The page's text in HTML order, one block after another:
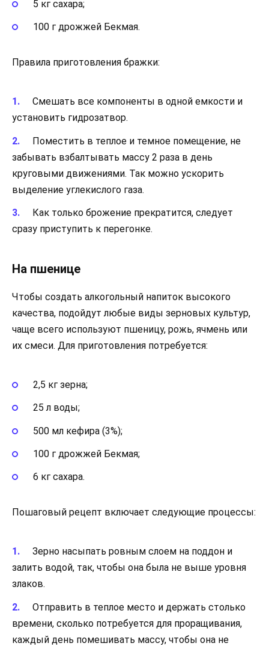
5 кг сахара;
100 г дрожжей Бекмая.
Правила приготовления бражки:
Смешать все компоненты в одной емкости и
установить гидрозатвор.
Поместить в теплое и темное помещение, не
забывать взбалтывать массу 2 раза в день
круговыми движениями. Так можно ускорить
выделение углекислого газа.
Как только брожение прекратится, следует
сразу приступить к перегонке.
На пшенице
Чтобы создать алкогольный напиток высокого
качества, подойдут любые виды зерновых культур,
чаще всего используют пшеницу, рожь, ячмень или
их смеси. Для приготовления потребуется:
2,5 кг зерна;
25 л воды;
500 мл кефира (3%);
100 г дрожжей Бекмая;
6 кг сахара.
Пошаговый рецепт включает следующие процессы:
Зерно насыпать ровным слоем на поддон и
залить водой, так, чтобы она была не выше уровня
злаков.
Отправить в теплое место и держать столько
времени, сколько потребуется для проращивания,
каждый день помешивать массу, чтобы она не